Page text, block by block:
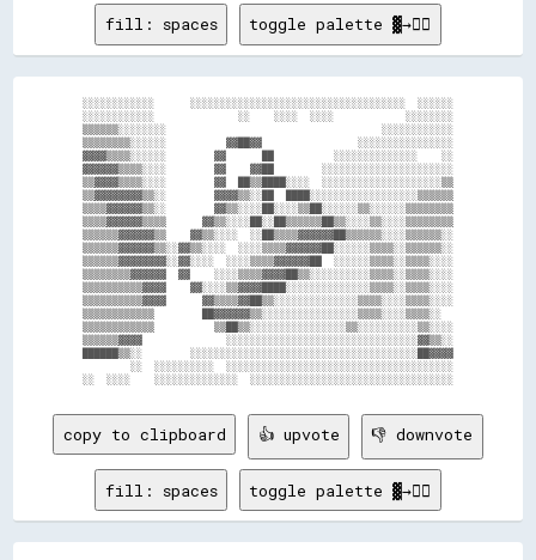
fill: spaces toggle palette ▓→✊🏽
░░░░░░░░░░░░      ░░░░░░░░░░░░░░░░░░░░░░░░░░░░░░░░░░░░  ░░░░░░
░░░░░░░░░░░░              ░░    ░░░░  ░░░░            ░░░░░░░░
▒▒▒▒▒▒░░░░░░░░                                    ░░░░░░░░░░░░
▒▒▒▒▒▒▒▒░░░░░░          ▓▓██▓▓                ░░░░░░░░░░░░░░░░
▓▓▓▓▒▒▒▒░░░░░░        ▓▓      ██          ░░░░░░░░░░░░░░    ░░
▓▓▓▓▓▓▒▒▒▒░░░░        ▓▓    ▓▓██        ░░░░░░░░░░░░░░░░░░░░░░
▒▒▓▓▓▓▒▒▒▒░░░░        ▓▓  ██▒▒████░░░░  ░░░░░░░░░░░░░░░░░░░░▒▒
▒▒▓▓▓▓▓▓▓▓▒▒░░        ▓▓▓▓▒▒░░██  ████░░░░░░░░░░░░░░░░░░▒▒▒▒▒▒
▒▒▒▒▓▓▓▓▓▓▒▒░░        ▓▓▒▒░░░░██░░░░▒▒██░░░░░░▒▒░░░░░░▒▒▒▒▒▒▒▒
▒▒▒▒▓▓▓▓▓▓▒▒▒▒      ▓▓▒▒░░░░██░░██▒▒▒▒▒▒██▒▒░░░░▒▒░░░░▒▒▒▒▒▒▒▒
▒▒▒▒▒▒▓▓▓▓▓▓▒▒    ▓▓▒▒░░░░  ░░██▒▒▒▒▓▓▓▓▓▓██▒▒▒▒▒▒░░░░▒▒▒▒▒▒░░
▒▒▒▒▒▒▓▓▓▓▓▓▒▒░░▓▓▒▒░░░░  ░░░░▒▒▒▒▓▓▓▓▓▓██░░░░░░▒▒▒▒░░▒▒▒▒▒▒░░
▒▒▒▒▒▒▓▓▓▓▓▓▓▓░░▓▓░░░░  ░░░░▒▒▒▒▓▓▓▓▓▓██  ░░░░░░▒▒▒▒░░▒▒▒▒░░░░
▒▒▒▒▒▒▒▒▓▓▓▓▓▓  ▓▓    ░░░░▒▒▒▒▓▓▓▓██▒▒░░░░░░░░░░▒▒▒▒░░▒▒▒▒░░░░
▒▒▒▒▒▒▒▒▒▒▓▓▓▓    ▓▓░░░░▒▒▓▓▓▓████░░░░░░░░░░░░░░▒▒▒▒░░▒▒▒▒░░░░
▒▒▒▒▒▒▒▒▒▒▓▓▓▓      ▓▓▒▒▒▒▓▓██▒▒░░░░░░░░░░░░░░▒▒▒▒░░░░▒▒▒▒░░░░
▒▒▒▒▒▒▒▒▒▒▒▒        ██▓▓▓▓▓▓▒▒░░░░░░░░░░░░░░░░▒▒▒▒░░░░▒▒▒▒░░
▒▒▒▒▒▒▒▒▒▒▒▒          ▒▒██▒▒░░░░░░░░░░░░░░░░▒▒░░░░░░░░░░▒▒░░░░
▒▒▒▒▒▒▓▓▓▓              ░░░░░░░░░░░░░░░░░░░░░░░░░░░░░░░░▓▓▒▒░░
██████▒▒░░        ░░░░░░░░░░░░░░░░░░░░░░░░░░░░░░░░░░░░░░██▓▓▓▓
        ░░  ░░░░░░░░░░  ░░░░░░░░░░░░░░░░░░░░░░░░░░░░░░░░░░░░░░
copy to clipboard 👍 upvote 👎 downvote
fill: spaces toggle palette ▓→✊🏽